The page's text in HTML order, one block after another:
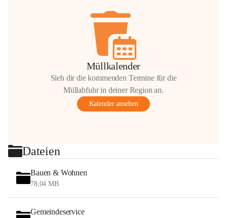
Müllkalender
Sieh dir die kommenden Termine für die
Müllabfuhr in deiner Region an.
Kalender ansehen
Dateien
Bauen & Wohnen
78,04 MB
Gemeindeservice